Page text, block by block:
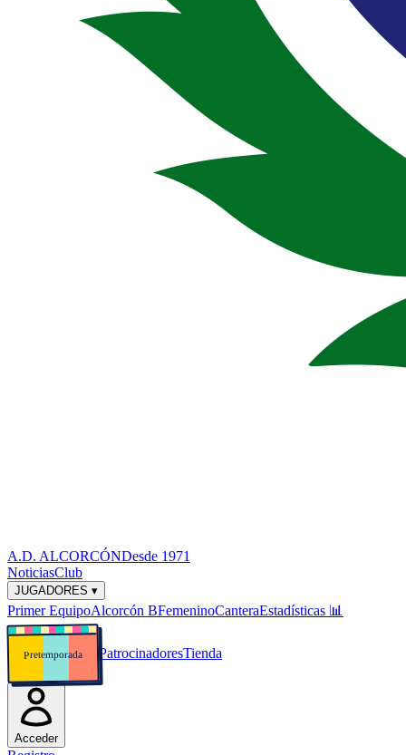
A.D. ALCORCÓNDesde 1971
NoticiasClub
JUGADORES ▾
Primer EquipoAlcorcón BFemeninoCanteraEstadísticas 📊
Pretemporada PatrocinadoresTienda
Acceder